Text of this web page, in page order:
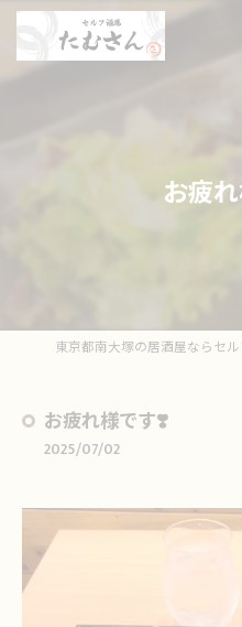
お疲
お疲れ様です❣️
2025/07/02